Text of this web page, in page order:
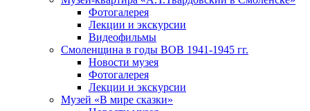
Фотогалерея
Лекции и экскурсии
Видеофильмы
Смоленщина в годы ВОВ 1941-1945 гг.
Новости музея
Фотогалерея
Лекции и экскурсии
Музей «В мире сказки»